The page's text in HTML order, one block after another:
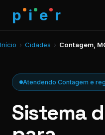
p i e r
Início › Cidades › Contagem,
Atendendo Contagem e
Sistema